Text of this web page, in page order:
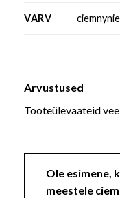
VARV
Arvustused
Tooteülevaateid
Ole esimene,
meestele